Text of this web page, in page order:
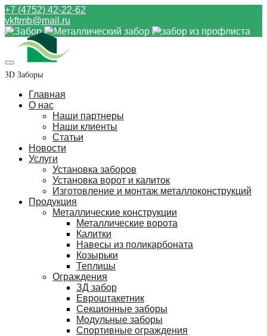
+7 (4752) 42-22-62
vkftmb@mail.ru
3D Заборы
Главная
О нас
Наши партнеры
Наши клиенты
Статьи
Новости
Услуги
Установка заборов
Установка ворот и калиток
Изготовление и монтаж металлоконструкций
Продукция
Металлические конструкции
Металлические ворота
Калитки
Навесы из поликарбоната
Козырьки
Теплицы
Ограждения
ЗД забор
Евроштакетник
Секционные заборы
Модульные заборы
Спортивные ограждения